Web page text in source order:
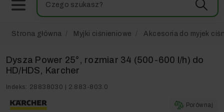
Strona główna Myjki ciśnieniowe Akcesoria do myjek
Dysza Power 25°, rozmiar 34 (500-600 l/h) do
HD/HDS, Karcher
Indeks: 28838030 | 2.883-803.0
Porównaj